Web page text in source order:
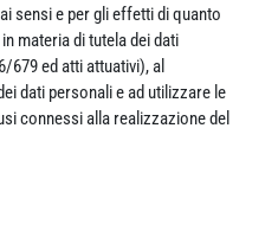
sensi e per gli effetti di quanto
materia di tutela dei dati
679 ed atti attuativi), al
dati personali e ad utilizzare le
connessi alla realizzazione del